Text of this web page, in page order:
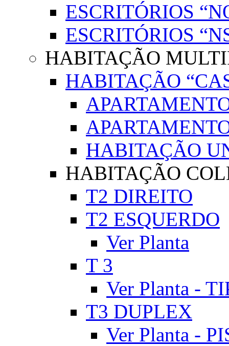
ESCRITÓRIOS
ESCRITÓRIOS
HABITAÇÃO
HABITAÇÃO
HABITAÇÃO
HABITAÇÃO
T2 DIREITO
T2 ESQUERDO
Ver Planta
T 3
Ver Planta -
T3 DUPLEX
Ver Planta -